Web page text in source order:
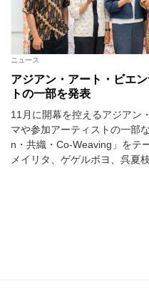
ニュース
アジアン・アート・ビエ
トの一部を発表
11月に開幕を控えるアジアン
マや参加アーティストの一部
n・共織・Co-Weaving」をテ
メイリタ、ゲゲルボヨ、呉夏